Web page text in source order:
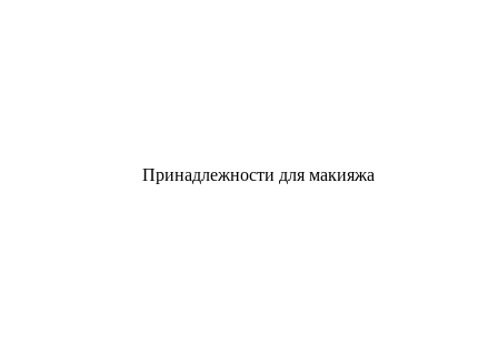
Принадлежности для макияжа